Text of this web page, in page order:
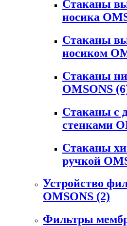
Стаканы
носика
Стаканы
носиком
Стаканы
OMSONS
Стаканы с
стенками
Стаканы
ручкой
Устройство
OMSONS (2)
Фильтры